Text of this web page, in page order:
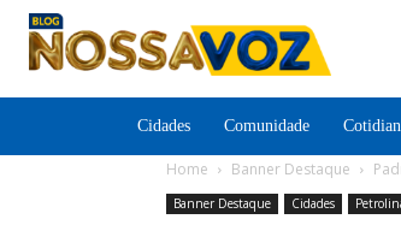
Cidades Comunidade
Home Banner Destaque
Banner Destaque Cidades